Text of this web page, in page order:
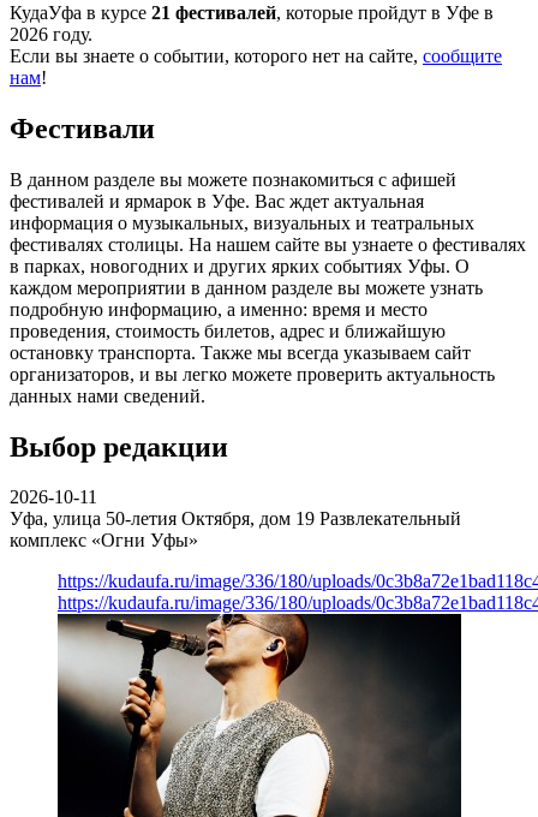
КудаУфа в курсе 21 фестивалей, которые пройдут в Уфе в
2026 году.
Если вы знаете о событии, которого нет на сайте, сообщите
нам!
Фестивали
В данном разделе вы можете познакомиться с афишей
фестивалей и ярмарок в Уфе. Вас ждет актуальная
информация о музыкальных, визуальных и театральных
фестивалях столицы. На нашем сайте вы узнаете о фестивалях
в парках, новогодних и других ярких событиях Уфы. О
каждом мероприятии в данном разделе вы можете узнать
подробную информацию, а именно: время и место
проведения, стоимость билетов, адрес и ближайшую
остановку транспорта. Также мы всегда указываем сайт
организаторов, и вы легко можете проверить актуальность
данных нами сведений.
Выбор редакции
2026-10-11
Уфа, улица 50-летия Октября, дом 19 Развлекательный
комплекс «Огни Уфы»
https://kudaufa.ru/image/336/180/uploads/
https://kudaufa.ru/image/336/180/uploads/